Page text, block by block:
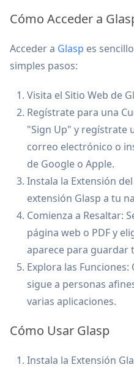
Cómo Acceder a
Acceder a Glasp es
simples pasos:
Visita el Sitio Web de
Regístrate para una
"Sign Up" y regístrate
correo electrónico o
de Google o Apple.
Instala la Extensión
extensión Glasp a tu
Comienza a Resaltar:
página web o PDF y
aparece para guardar
Explora las
sigue a personas
varias aplicaciones.
Cómo Usar Glasp
Instala la Extensión